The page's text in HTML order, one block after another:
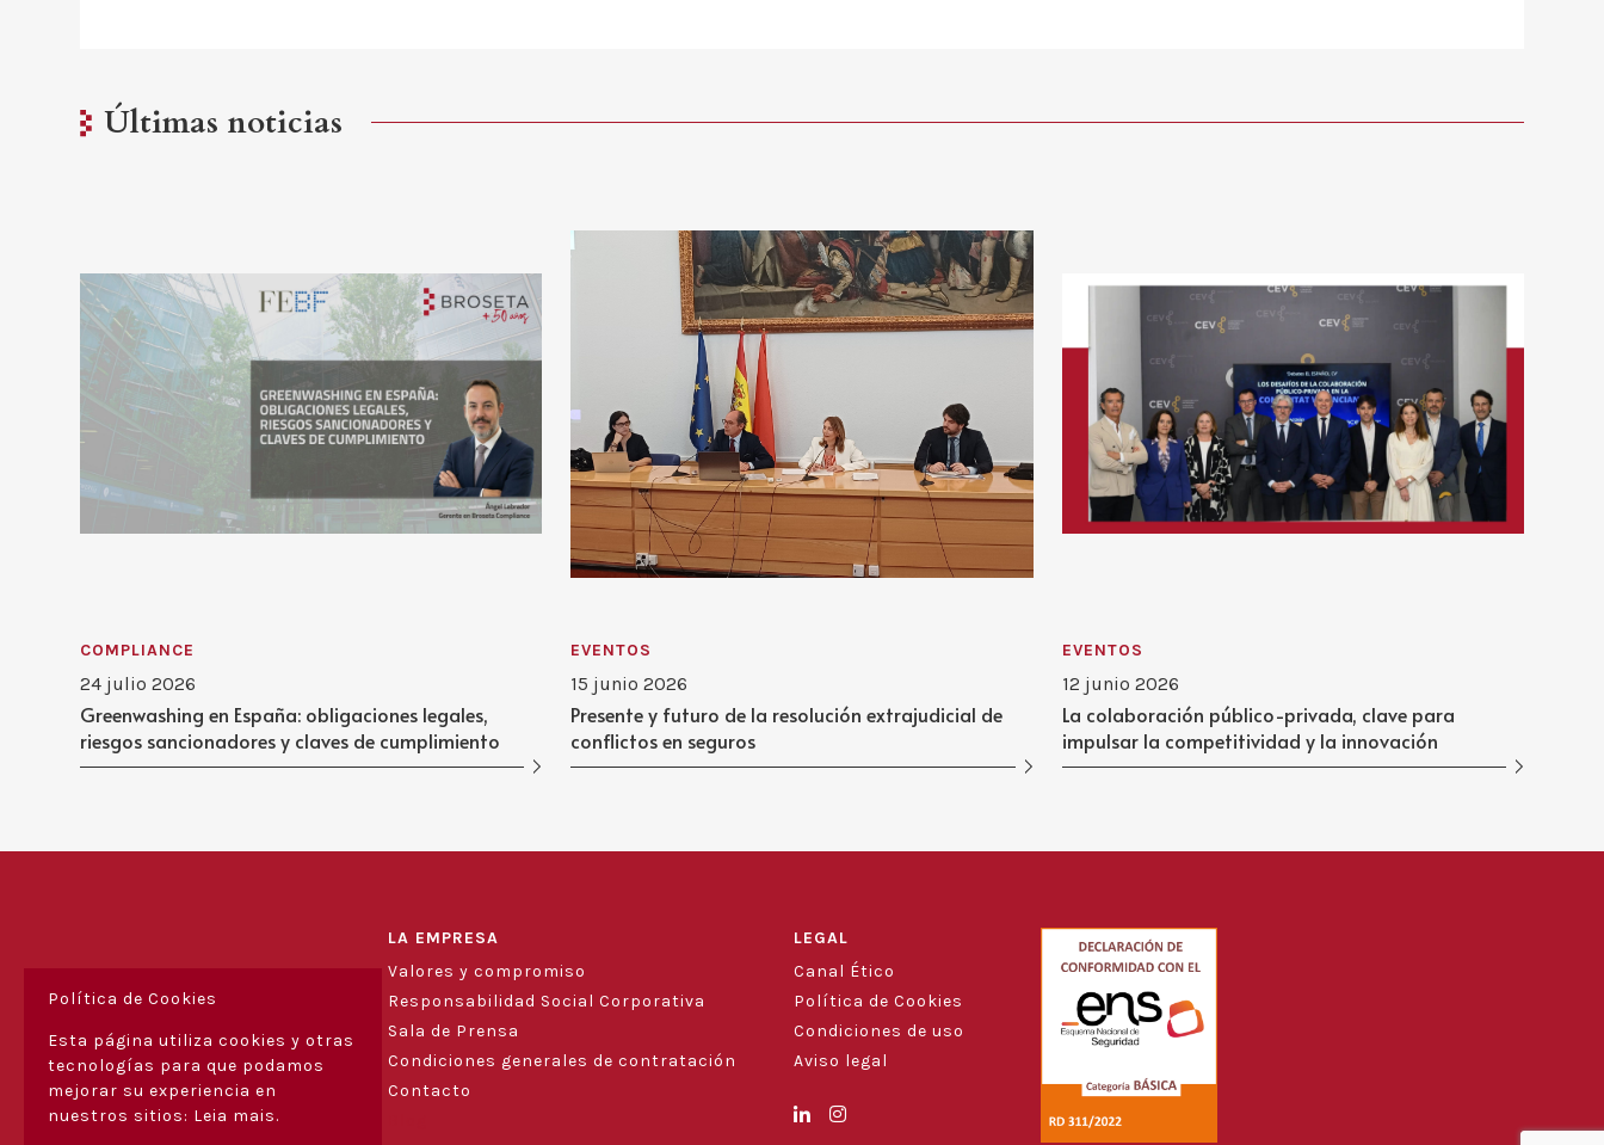
Últimas noticias
COMPLIANCE
24 julio 2026
Greenwashing en España: obligaciones legales,
riesgos sancionadores y claves de cumplimiento
EVENTOS
15 junio 2026
Presente y futuro de la resolución extrajudicial de
conflictos en seguros
EVENTOS
12 junio 2026
La colaboración público-privada, clave para
impulsar la competitividad y la innovación
LA EMPRESA
Valores y compromiso
Responsabilidad Social Corporativa
Sala de Prensa
Condiciones generales de contratación
Contacto
LEGAL
Canal Ético
Política de Cookies
Condiciones de uso
Aviso legal
Política de Cookies
Esta página utiliza cookies y otras
tecnologías para que podamos
mejorar su experiencia en
nuestros sitios: Leia mais.